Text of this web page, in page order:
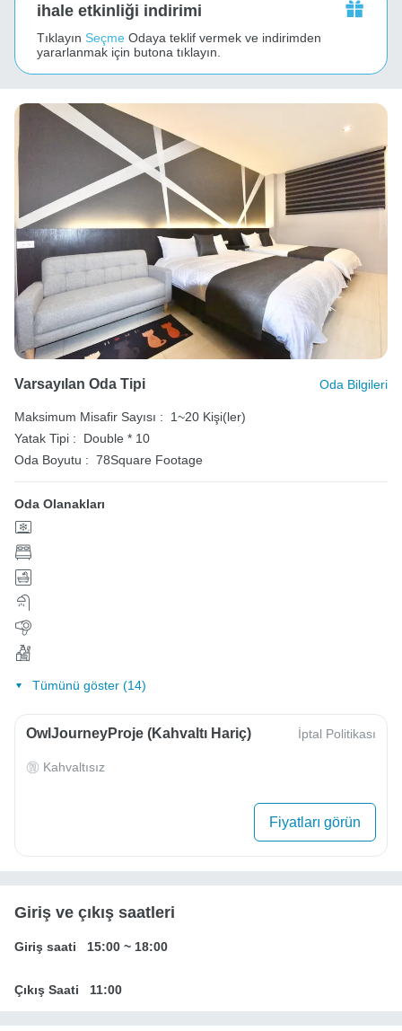
ihale etkinliği indirimi
Tıklayın Seçme Odaya teklif vermek ve indirimden
yararlanmak için butona tıklayın.
Varsayılan Oda Tipi Oda Bilgileri
Maksimum Misafir Sayısı :
1~20 Kişi(ler)
Yatak Tipi :
Double * 10
Oda Boyutu : 78Square Footage
Oda Olanakları
Tümünü göster (14)
OwlJourneyProje (Kahvaltı Hariç) İptal Politikası
Kahvaltısız
Fiyatları görün
Giriş ve çıkış saatleri
Giriş saati 15:00 ~ 18:00
Çıkış Saati 11:00